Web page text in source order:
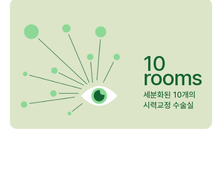
10
rooms
세분화된 10개의
시력교정 수술실